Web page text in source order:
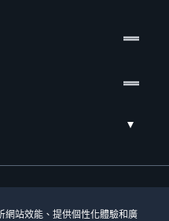
網站效能、提供個性化體驗和廣